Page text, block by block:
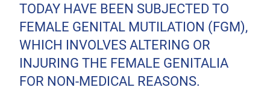
TODAY HAVE BEEN SUBJECTED TO
FEMALE GENITAL MUTILATION (FGM),
WHICH INVOLVES ALTERING OR
INJURING THE FEMALE GENITALIA
FOR NON-MEDICAL REASONS.